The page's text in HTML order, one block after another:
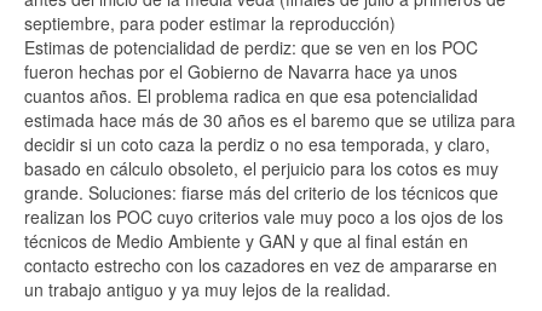
septiembre, para poder estimar la reproducción)
Estimas de potencialidad de perdiz: que se ven en los POC
fueron hechas por el Gobierno de Navarra hace ya unos
cuantos años. El problema radica en que esa potencialidad
estimada hace más de 30 años es el baremo que se utiliza para
decidir si un coto caza la perdiz o no esa temporada, y claro,
basado en cálculo obsoleto, el perjuicio para los cotos es muy
grande. Soluciones: fiarse más del criterio de los técnicos que
realizan los POC cuyo criterios vale muy poco a los ojos de los
técnicos de Medio Ambiente y GAN y que al final están en
contacto estrecho con los cazadores en vez de ampararse en
un trabajo antiguo y ya muy lejos de la realidad.